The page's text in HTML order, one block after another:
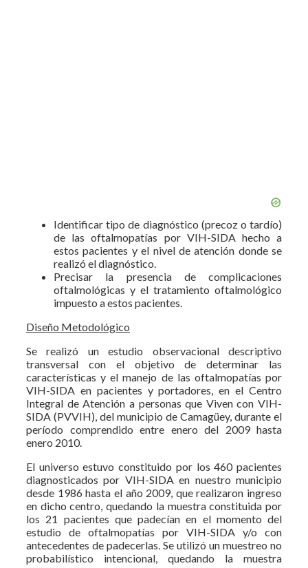
Identificar tipo de diagnóstico (precoz o tardío)
de las oftalmopatías por VIH-SIDA hecho a
estos pacientes y el nivel de atención donde se
realizó el diagnóstico.
Precisar la presencia de complicaciones
oftalmológicas y el tratamiento oftalmológico
impuesto a estos pacientes.
Diseño Metodológico
Se realizó un estudio observacional descriptivo
transversal con el objetivo de determinar las
características y el manejo de las oftalmopatías por
VIH-SIDA en pacientes y portadores, en el Centro
Integral de Atención a personas que Viven con VIH-
SIDA (PVVIH), del municipio de Camagüey, durante el
período comprendido entre enero del 2009 hasta
enero 2010.
El universo estuvo constituido por los 460 pacientes
diagnosticados por VIH-SIDA en nuestro municipio
desde 1986 hasta el año 2009, que realizaron ingreso
en dicho centro, quedando la muestra constituida por
los 21 pacientes que padecían en el momento del
estudio de oftalmopatías por VIH-SIDA y/o con
antecedentes de padecerlas. Se utilizó un muestreo no
probabilístico intencional, quedando la muestra